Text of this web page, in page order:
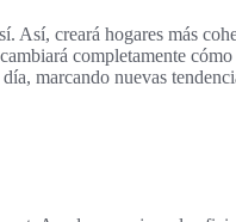
Así, creará hogares más
completamente
marcando nuevas